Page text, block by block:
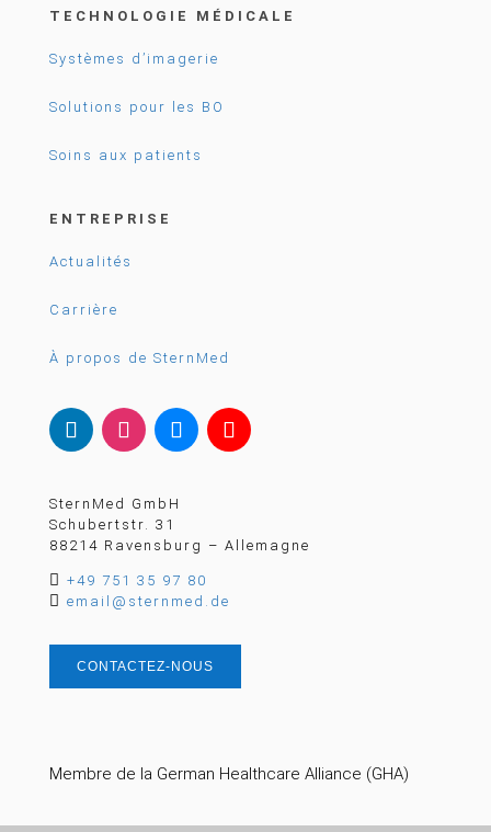
TECHNOLOGIE MÉDICALE
Systèmes d’imagerie
Solutions pour les BO
Soins aux patients
ENTREPRISE
Actualités
Carrière
À propos de SternMed
SternMed GmbH
Schubertstr. 31
88214 Ravensburg – Allemagne
 +49 751 35 97 80
 email@sternmed.de
CONTACTEZ-NOUS
Membre de la German Healthcare Alliance (GHA)